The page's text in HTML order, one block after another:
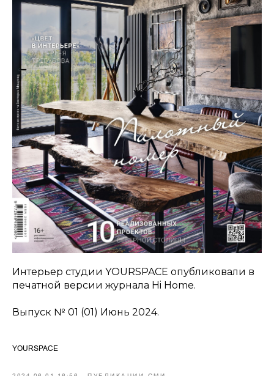
Интерьер студии YOURSPACE опубликовали в
печатной версии журнала Hi Home.
Выпуск № 01 (01) Июнь 2024.
YOURSPACE